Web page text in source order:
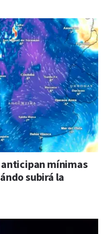
anticipan mínimas
subirá la